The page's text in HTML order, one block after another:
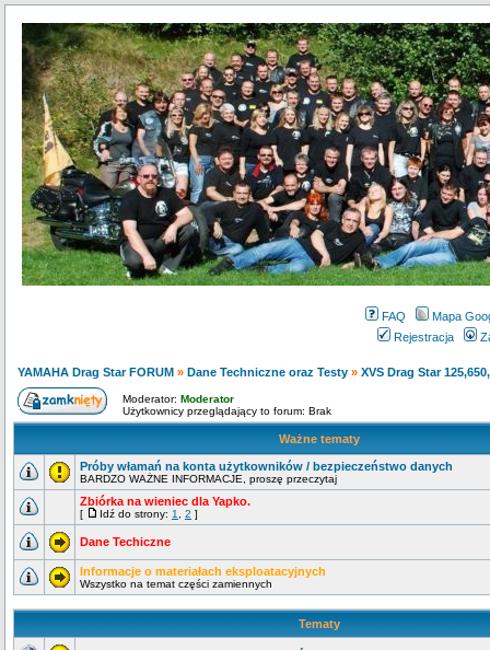
FAQ
Mapa
Rejestracja
YAMAHA Drag Star FORUM » Dane Techniczne oraz Testy » XVS Drag Star
Moderator: Moderator
Użytkownicy przeglądający to forum: Brak
Ważne tematy
Próby włamań na konta użytkowników / bezpieczeństwo danych
BARDZO WAŻNE INFORMACJE, proszę przeczytaj
Zbiórka na wieniec dla Yapko.
[ Idź do strony: 1 2 ]
Dane Techiczne
Informacje o materiałach eksploatacyjnych
Wszystko na temat części zamiennych
Tematy